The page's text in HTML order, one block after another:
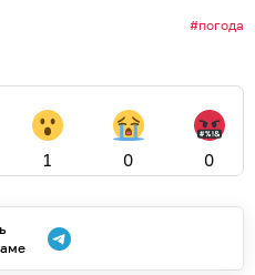
погода
1 0 0